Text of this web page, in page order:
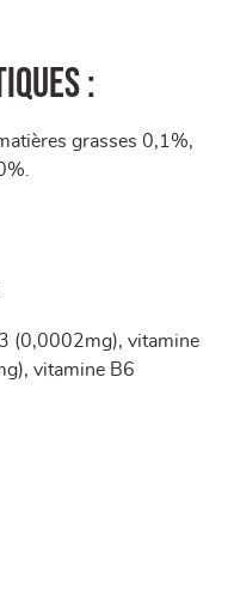
:
grasses 0,1%,
(0,0002mg), vitamine
vitamine B6